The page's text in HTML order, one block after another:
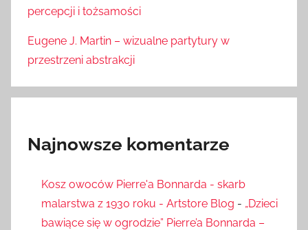
percepcji i tożsamości
Eugene J. Martin – wizualne partytury w
przestrzeni abstrakcji
Najnowsze komentarze
Kosz owoców Pierre'a Bonnarda - skarb
malarstwa z 1930 roku - Artstore Blog - „Dzieci
bawiące się w ogrodzie” Pierre’a Bonnarda –